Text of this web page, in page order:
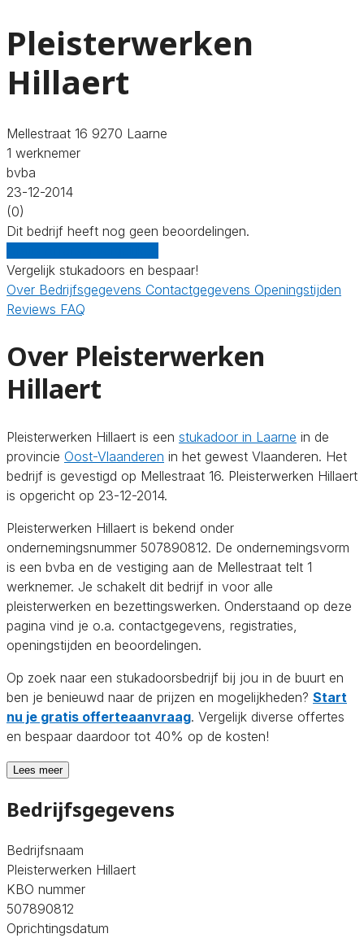
Pleisterwerken
Hillaert
Mellestraat 16 9270 Laarne
1 werknemer
bvba
23-12-2014
(0)
Dit bedrijf heeft nog geen beoordelingen.
Vergelijk stukadoors en bespaar!
Over Bedrijfsgegevens Contactgegevens Openingstijden
Reviews FAQ
Over Pleisterwerken
Hillaert
Pleisterwerken Hillaert is een stukadoor in Laarne in de
provincie Oost-Vlaanderen in het gewest Vlaanderen. Het
bedrijf is gevestigd op Mellestraat 16. Pleisterwerken Hillaert
is opgericht op 23-12-2014.
Pleisterwerken Hillaert is bekend onder
ondernemingsnummer 507890812. De ondernemingsvorm
is een bvba en de vestiging aan de Mellestraat telt 1
werknemer. Je schakelt dit bedrijf in voor alle
pleisterwerken en bezettingswerken. Onderstaand op deze
pagina vind je o.a. contactgegevens, registraties,
openingstijden en beoordelingen.
Op zoek naar een stukadoorsbedrijf bij jou in de buurt en
ben je benieuwd naar de prijzen en mogelijkheden? Start
nu je gratis offerteaanvraag. Vergelijk diverse offertes
en bespaar daardoor tot 40% op de kosten!
Lees meer
Bedrijfsgegevens
Bedrijfsnaam
Pleisterwerken Hillaert
KBO nummer
507890812
Oprichtingsdatum